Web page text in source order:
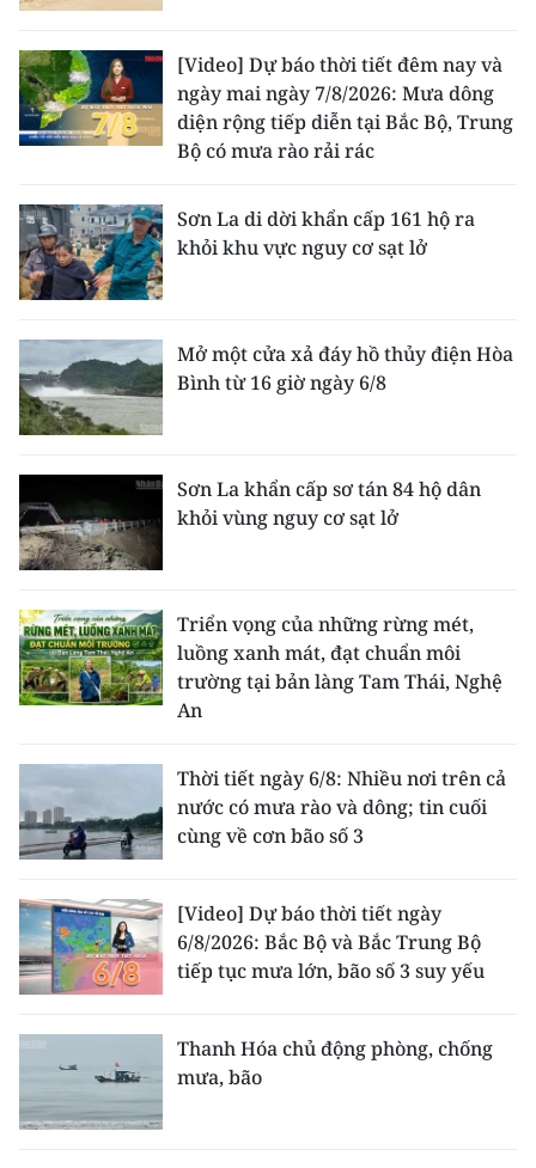
[Video] Dự báo thời tiết đêm nay và
ngày mai ngày 7/8/2026: Mưa dông
diện rộng tiếp diễn tại Bắc Bộ, Trung
Bộ có mưa rào rải rác
Sơn La di dời khẩn cấp 161 hộ ra
khỏi khu vực nguy cơ sạt lở
Mở một cửa xả đáy hồ thủy điện Hòa
Bình từ 16 giờ ngày 6/8
Sơn La khẩn cấp sơ tán 84 hộ dân
khỏi vùng nguy cơ sạt lở
Triển vọng của những rừng mét,
luồng xanh mát, đạt chuẩn môi
trường tại bản làng Tam Thái, Nghệ
An
Thời tiết ngày 6/8: Nhiều nơi trên cả
nước có mưa rào và dông; tin cuối
cùng về cơn bão số 3
[Video] Dự báo thời tiết ngày
6/8/2026: Bắc Bộ và Bắc Trung Bộ
tiếp tục mưa lớn, bão số 3 suy yếu
Thanh Hóa chủ động phòng, chống
mưa, bão